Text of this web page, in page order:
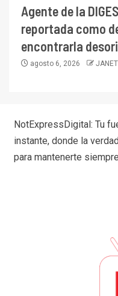
Agente de la
reportada como
encontrarla
agosto 6, 2026 JANET
NotExpressDigital: Tu
instante, donde la
para mantenerte